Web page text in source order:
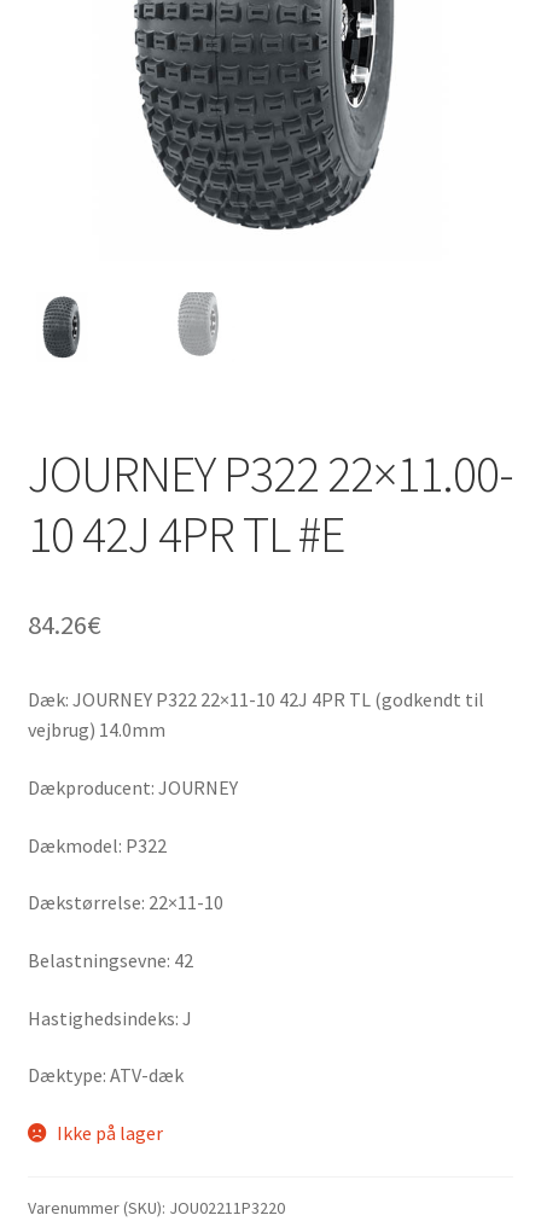
JOURNEY P322 22×11.00-
10 42J 4PR TL #E
84.26€
Dæk: JOURNEY P322 22×11-10 42J 4PR TL (godkendt til
vejbrug) 14.0mm
Dækproducent: JOURNEY
Dækmodel: P322
Dækstørrelse: 22×11-10
Belastningsevne: 42
Hastighedsindeks: J
Dæktype: ATV-dæk
Ikke på lager
Varenummer (SKU): JOU02211P3220